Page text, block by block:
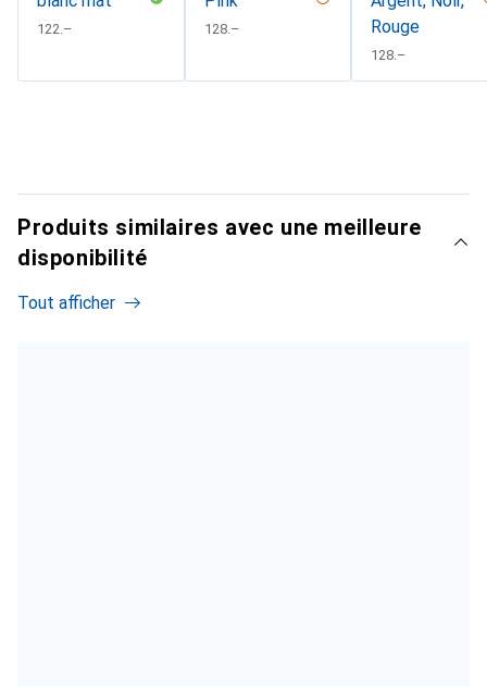
CHF
122.– CHF
128.–
Rouge
CHF
128.–
Produits similaires avec une meilleure
disponibilité
Tout afficher